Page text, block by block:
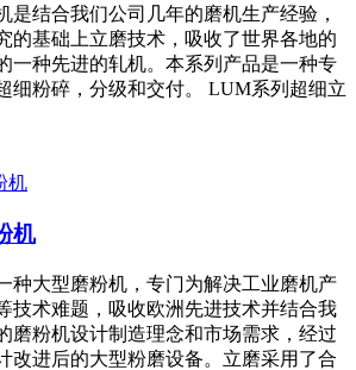
是结合我们公司几年的磨机生产经验，
的基础上立磨技术，吸收了世界各地的
一种先进的轧机。本系列产品是一种专
细粉碎，分级和交付。 LUM系列超细立
机
种大型磨粉机，专门为解决工业磨机产
技术难题，吸收欧洲先进技术并结合我
磨粉机设计制造理念和市场需求，经过
改进后的大型粉磨设备。立磨采用了合